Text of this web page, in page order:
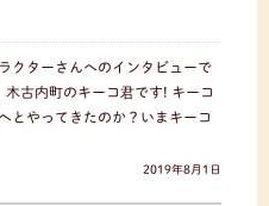
クターさんへのインタビューで
古内町のキーコ君です! キーコ
とやってきたのか？いまキーコ
2019年8月1日